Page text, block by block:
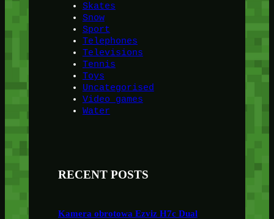
Skates
Snow
Sport
Telephones
Televisions
Tennis
Toys
Uncategorised
Video games
Water
RECENT POSTS
Kamera obrotowa Ezviz H7c Dual